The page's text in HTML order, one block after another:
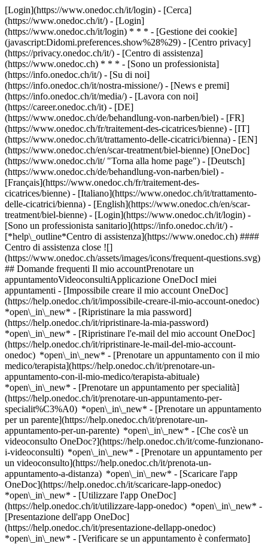
[Login](https://www.onedoc.ch/it/login) - [Cerca]
(https://www.onedoc.ch/it/) - [Login]
(https://www.onedoc.ch/it/login) * * * - [Gestione dei cookie]
(javascript:Didomi.preferences.show%28%29) - [Centro privacy]
(https://privacy.onedoc.ch/it/) - [Centro di assistenza]
(https://www.onedoc.ch) * * * - [Sono un professionista]
(https://info.onedoc.ch/it/) - [Su di noi]
(https://info.onedoc.ch/it/nostra-missione/) - [News e premi]
(https://info.onedoc.ch/it/media/) - [Lavora con noi]
(https://career.onedoc.ch/it) - [DE]
(https://www.onedoc.ch/de/behandlung-von-narben/biel) - [FR]
(https://www.onedoc.ch/fr/traitement-des-cicatrices/bienne) - [IT]
(https://www.onedoc.ch/it/trattamento-delle-cicatrici/bienna) - [EN]
(https://www.onedoc.ch/en/scar-treatment/biel-bienne) [OneDoc]
(https://www.onedoc.ch/it/ "Torna alla home page") - [Deutsch]
(https://www.onedoc.ch/de/behandlung-von-narben/biel) -
[Français](https://www.onedoc.ch/fr/traitement-des-
cicatrices/bienne) - [Italiano](https://www.onedoc.ch/it/trattamento-
delle-cicatrici/bienna) - [English](https://www.onedoc.ch/en/scar-
treatment/biel-bienne) - [Login](https://www.onedoc.ch/it/login) -
[Sono un professionista sanitario](https://info.onedoc.ch/it/) -
[*help\_outline*Centro di assistenza](https://www.onedoc.ch) ####
Centro di assistenza close ![]
(https://www.onedoc.ch/assets/images/icons/frequent-questions.svg)
## Domande frequenti Il mio accountPrenotare un
appuntamentoVideoconsultiApplicazione OneDocI miei
appuntamenti - [Impossibile creare il mio account OneDoc]
(https://help.onedoc.ch/it/impossibile-creare-il-mio-account-onedoc)
*open\_in\_new* - [Ripristinare la mia password]
(https://help.onedoc.ch/it/ripristinare-la-mia-password)
*open\_in\_new* - [Ripristinare l'e-mail del mio account OneDoc]
(https://help.onedoc.ch/it/ripristinare-le-mail-del-mio-account-
onedoc) *open\_in\_new* - [Prenotare un appuntamento con il mio
medico/terapista](https://help.onedoc.ch/it/prenotare-un-
appuntamento-con-il-mio-medico/terapista-abituale)
*open\_in\_new* - [Prenotare un appuntamento per specialità]
(https://help.onedoc.ch/it/prenotare-un-appuntamento-per-
specialit%C3%A0) *open\_in\_new* - [Prenotare un appuntamento
per un parente](https://help.onedoc.ch/it/prenotare-un-
appuntamento-per-un-parente) *open\_in\_new* - [Che cos'è un
videoconsulto OneDoc?](https://help.onedoc.ch/it/come-funzionano-
i-videoconsulti) *open\_in\_new* - [Prenotare un appuntamento per
un videoconsulto](https://help.onedoc.ch/it/prenota-un-
appuntamento-a-distanza) *open\_in\_new* - [Scaricare l'app
OneDoc](https://help.onedoc.ch/it/scaricare-lapp-onedoc)
*open\_in\_new* - [Utilizzare l'app OneDoc]
(https://help.onedoc.ch/it/utilizzare-lapp-onedoc) *open\_in\_new* -
[Presentazione dell'app OneDoc]
(https://help.onedoc.ch/it/presentazione-dellapp-onedoc)
*open\_in\_new* - [Verificare se un appuntamento è confermato](https://help.onedoc.ch/it/verificare-se-un-appuntamento-%C3%A8-confermato) *open\_in\_new* - [Annullare un appuntamento prenotato online su OneDoc](https://help.onedoc.ch/it/annullare-un-appuntamento-prenotato-online-su-onedoc) *open\_in\_new* - [Non ho ricevuto la conferma dell'appuntamento](https://help.onedoc.ch/it/non-ho-ricevuto-la-conferma-dellappuntamento) *open\_in\_new* [Vedi tutti i nostri articoli *open\_in\_new*](https://help.onedoc.ch/it/) close ## Modifica la ricerca ![Casa con segno più che indica che la consultazione può essere effettuata in sede](https://www.onedoc.ch/assets/images/icons/on-site.svg) In loco ![Fotocamera con simbolo play che indica che la consultazione può essere effettuata a distanza in video](https://www.onedoc.ch/assets/images/icons/remote.svg) A distanza Cerca #### Specialità #### Professionisti #### Istituti edit Trattamento delle cicatrici a Bienna tune Filtra per Nuovo paziente*keyboard\_arrow\_down* - Accettato*check\_circle* Lingua parlata*keyboard\_arrow\_down* - Tedesco*check\_circle* Sesso*keyboard\_arrow\_down* - Donna*check\_circle* - Uomo*check\_circle* Disponibilità*keyboard\_arrow\_down* - Disponibile oggi*check\_circle* - Entro i prossimi 3 giorni*check\_circle* - Entro i prossimi 7 giorni*check\_circle* - Entro i prossimi 14 giorni*check\_circle* # __Trattamento delle cicatrici__ nei pressi di __Bienna__: prenota il tuo appuntamento online oggi [![Dr.ssa med. Svetlana Pizula, dermatologa a Soletta](https://assets.onedoc.ch/images/users/1fe423c3196ccc47a4f0ba882bef19619aef4ea0a8766d9713f006d6bbcfb876-small.png "Dr.ssa med. Svetlana Pizula, dermatologa a Soletta")](https://www.onedoc.ch/it/dermatologa/soletta/pcrg8/dr-med-svetlana-pizula) ### [Dr.ssa med. Svetlana Pizula](https://www.onedoc.ch/it/dermatologa/soletta/pcrg8/dr-med-svetlana-pizula) [Dermatologa](https://www.onedoc.ch/it/dermatologo/soletta) [Pallas Solothurn](https://www.onedoc.ch/it/clinica/soletta/e7m8/pallas-solothurn) Dornacherstrasse 26 4500 Soletta ![Icona paziente con segno più che indica che il professionista accetta nuovi pazienti](https://www.onedoc.ch/assets/images/icons/new-patients.svg)Accetta nuovi pazienti [Prenota un appuntamento](https://www.onedoc.ch/it/dermatologa/soletta/pcrg8/dr-med-svetlana-pizula) Competenze:[Trattamento delle cicatrici](https://www.onedoc.ch/it/trattamento-delle-cicatrici/soletta), [Acne](https://www.onedoc.ch/it/acne/soletta), [Couperose | Rosacea](https://www.onedoc.ch/it/couperose-rosacea/soletta), [Rimozione dei nei](https://www.onedoc.ch/it/rimozione-dei-nei/soletta), [Controllo della pelle](https://www.onedoc.ch/it/controllo-della-pelle/soletta), [Iniezione di tossina botulinica](https://www.onedoc.ch/it/iniezione-di-tossina-botulinica/soletta), [Iniezione di acido ialuronico](https://www.onedoc.ch/it/iniezione-di-acido-ialuronico/soletta), [Micosi dei piedi e delle unghie](https://www.onedoc.ch/it/micosi-dei-piedi-e-delle-unghie/soletta), [Allergia | AllergoTest | Controllo allergie](https://www.onedoc.ch/it/allergia-allergotest-controllo-allergie/soletta), [Rinite allergica | Febbre da fieno](https://www.onedoc.ch/it/rinite-allergica-febbre-da-fieno/soletta), [Desensibilizzazione | Immunoterapia allergene-specifica | Immunoterapia dell'allergene](https://www.onedoc.ch/it/desensibilizzazione-immunoterapia-allergene-specifica-immunoterapia-dell-allergene/soletta), [Angioma](https://www.onedoc.ch/it/angioma/soletta), [Emergenza dermatologica](https://www.onedoc.ch/it/emergenza-dermatologica/soletta), [Eczema](https://www.onedoc.ch/it/eczema/soletta), [Ablazione con filo | Graffette](https://www.onedoc.ch/it/ablazione-con-filo-graffette/soletta), [Trattamento laser ginecologico | Laser Vaginale](https://www.onedoc.ch/it/trattamento-laser-ginecologico-laser-vaginale/soletta), [Tumore della pelle | Cancro della pelle](https://www.onedoc.ch/it/tumore-della-pelle-cancro-della-pelle/soletta), [Micosi Cutanee](https://www.onedoc.ch/it/micosi-cutanee/soletta), [Iperidrosi | Sudorazione eccessiva](https://www.onedoc.ch/it/iperidrosi-sudorazione-eccessiva/soletta), [Mesoterapia](https://www.onedoc.ch/it/mesoterapia/soletta), [Herpes labiale | Bolle di febbre | Herpes simplex](https://www.onedoc.ch/it/herpes-labiale-bolle-di-febbre-herpes-simplex/soletta), [Melanoma](https://www.onedoc.ch/it/melanoma/soletta), [Controllo dei nei](https://www.onedoc.ch/it/controllo-dei-nei/soletta), [Infezione dell'unghia | Paranochia | Infiammazione del letto ungueale](https://www.onedoc.ch/it/infezione-dell-unghia-paranochia-infiammazione-del-letto-ungueale/soletta), [Dermatologia pediatrica](https://www.onedoc.ch/it/dermatologia-pediatrica/soletta), [Psoriasi](https://www.onedoc.ch/it/psoriasi/soletta), [Malattie sessualmente trasmissibili | Infezioni sessualmente trasmissibili (MST/IST)](https://www.onedoc.ch/it/malattie-sessualmente-trasmissibili-infezioni-sessualmente-trasmissibili-mst-ist/soletta), [Orticaria](https://www.onedoc.ch/it/orticaria/soletta), [Vitiligine](https://www.onedoc.ch/it/vitiligine/soletta), [Verruche](https://www.onedoc.ch/it/verruche/soletta), [Rimozione di cisti](https://www.onedoc.ch/it/rimozione-di-cisti/soletta), [Laser estetico](https://www.onedoc.ch/it/laser-estetico/soletta), [Trattamento con laser CO2 | Trattamento con laser CO2 frazionato](https://www.onedoc.ch/it/trattamento-con-laser-co2-trattamento-con-laser-co2-frazionato/soletta), [Trattamento delle macchie pigmentate](https://www.onedoc.ch/it/trattamento-delle-macchie-pigmentate/soletta), [Dermopigmentazione estetica o medicale](https://www.onedoc.ch/it/dermopigmentazione-estetica-o-medicale/soletta)Vedi di più *chevron\_left* ven 07 ago *chevron\_right* Vedi più appuntamenti *error\_outline* Si è verificato un errore durante il caricamento della disponibilità [Riprova](https://www.onedoc.ch) Competenze:[Trattamento delle cicatrici](https://www.onedoc.ch/it/trattamento-delle-cicatrici/soletta), [Acne](https://www.onedoc.ch/it/acne/soletta), [Couperose | Rosacea](https://www.onedoc.ch/it/couperose-rosacea/soletta), [Rimozione dei nei](https://www.onedoc.ch/it/rimozione-dei-nei/soletta), [Controllo della pelle](https://www.onedoc.ch/it/controllo-della-pelle/soletta), [Iniezione di tossina botulinica](https://www.onedoc.ch/it/iniezione-di-tossina-botulinica/soletta), [Iniezione di acido ialuronico](https://www.onedoc.ch/it/iniezione-di-acido-ialuronico/soletta), [Micosi dei piedi e delle unghie](https://www.onedoc.ch/it/micosi-dei-piedi-e-delle-unghie/soletta), [Allergia | AllergoTest | Controllo allergie](https://www.onedoc.ch/it/allergia-allergotest-controllo-allergie/soletta), [Rinite allergica | Febbre da fieno](https://www.onedoc.ch/it/rinite-allergica-febbre-da-fieno/soletta), [Desensibilizzazione | Immunoterapia allergene-specifica | Immunoterapia dell'allergene](https://www.onedoc.ch/it/desensibilizzazione-immunoterapia-allergene-specifica-immunoterapia-dell-allergene/soletta), [Angioma](https://www.onedoc.ch/it/angioma/soletta), [Emergenza dermatologica](https://www.onedoc.ch/it/emergenza-dermatologica/soletta), [Eczema](https://www.onedoc.ch/it/eczema/soletta), [Ablazione con filo | Graffette](https://www.onedoc.ch/it/ablazione-con-filo-graffette/soletta), [Trattamento laser ginecologico | Laser Vaginale](https://www.onedoc.ch/it/trattamento-laser-ginecologico-laser-vaginale/soletta), [Tumore della pelle | Cancro della pelle](https://www.onedoc.ch/it/tumore-della-pelle-cancro-della-pelle/soletta), [Micosi Cutanee](https://www.onedoc.ch/it/micosi-cutanee/soletta), [Iperidrosi | Sudorazione eccessiva](https://www.onedoc.ch/it/iperidrosi-sudorazione-eccessiva/soletta), [Mesoterapia](https://www.onedoc.ch/it/mesoterapia/soletta), [Herpes labiale | Bolle di febbre | Herpes simplex](https://www.onedoc.ch/it/herpes-labiale-bolle-di-febbre-herpes-simplex/soletta), [Melanoma](https://www.onedoc.ch/it/melanoma/soletta), [Controllo dei nei](https://www.onedoc.ch/it/controllo-dei-nei/soletta), [Infezione dell'unghia | Paranochia | Infiammazione del letto ungueale](https://www.onedoc.ch/it/infezione-dell-unghia-paranochia-infiammazione-del-letto-ungueale/soletta), [Dermatologia pediatrica](https://www.onedoc.ch/it/dermatologia-pediatrica/soletta), [Psoriasi](https://www.onedoc.ch/it/psoriasi/soletta), [Malattie sessualmente trasmissibili | Infezioni sessualmente trasmissibili (MST/IST)](https://www.onedoc.ch/it/malattie-sessualmente-trasmissibili-infezioni-sessualmente-trasmissibili-mst-ist/soletta), [Orticaria](https://www.onedoc.ch/it/orticaria/soletta), [Vitiligine](https://www.onedoc.ch/it/vitiligine/soletta), [Verruche](https://www.onedoc.ch/it/verruche/soletta), [Rimozione di cisti](https://www.onedoc.ch/it/rimozione-di-cisti/soletta), [Laser estetico](https://www.onedoc.ch/it/laser-estetico/soletta), [Trattamento con laser CO2 | Trattamento con laser CO2 frazionato](https://www.onedoc.ch/it/trattamento-con-laser-co2-trattamento-con-laser-co2-frazionato/soletta), [Trattamento delle macchie pigmentate](https://www.onedoc.ch/it/trattamento-delle-macchie-pigmentate/soletta), [Dermopigmentazione estetica o medicale](https://www.onedoc.ch/it/dermopigmentazione-estetica-o-medicale/soletta)Vedi di più #### Sei un professionista sanitario e non compari in questo elenco? Contattaci per la referenza online del tuo studio. [Aggiungi il tuo studio](https://info.onedoc.ch/it/) 1. [OneDoc](https://www.onedoc.ch/it/)/ 2. [Trattamento delle cicatrici](https://www.onedoc.ch/it/trattamento-delle-cicatrici)/ 3. [Cantone Berna](https://www.onedoc.ch/it/trattamento-delle-cicatrici/cantone-berna)/ 4. Bienna ### Scarica l'app OneDoc Prenota un appuntamento online con un medico, dentista o terapeuta vicino a te in Svizzera. L'app OneDoc ti consente di gestire tutti i tuoi appuntamenti medici dal tuo cellulare, ovunque e in qualsiasi momento. ![Codice QR che rimanda all’App Store o a Google Play per scaricare l